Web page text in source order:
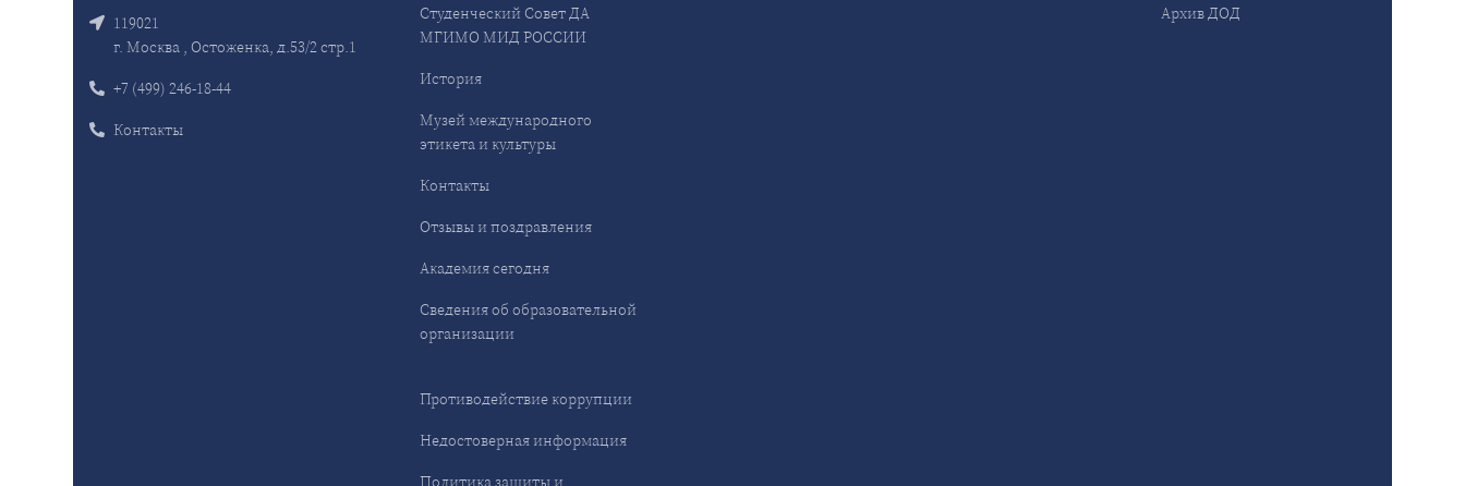
119021
г. Москва , Остоженка, д.53/2 стр.1
+7 (499) 246-18-44
Контакты
Студенческий Совет ДА
МГИМО МИД РОССИИ
История
Музей международного
этикета и культуры
Контакты
Отзывы и поздравления
Академия сегодня
Сведения об образовательной
организации
Противодействие коррупции
Недостоверная информация
Политика защиты и
Архив ДОД